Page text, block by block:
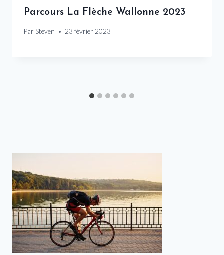
Parcours La Flèche Wallonne 2023
Par Steven 23 février 2023